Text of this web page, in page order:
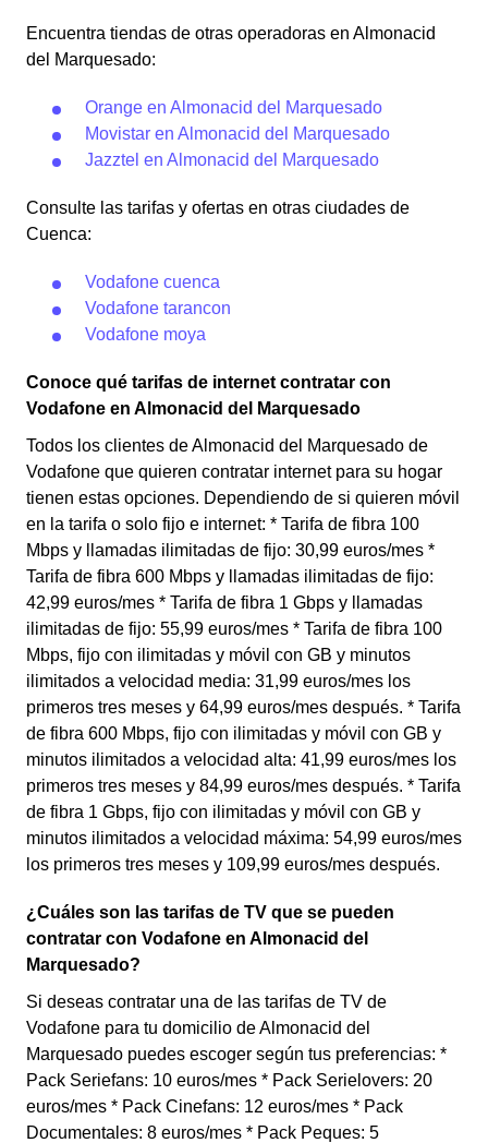
Encuentra tiendas de otras operadoras en Almonacid
del Marquesado:
Orange en Almonacid del Marquesado
Movistar en Almonacid del Marquesado
Jazztel en Almonacid del Marquesado
Consulte las tarifas y ofertas en otras ciudades de
Cuenca:
Vodafone cuenca
Vodafone tarancon
Vodafone moya
Conoce qué tarifas de internet contratar con
Vodafone en Almonacid del Marquesado
Todos los clientes de Almonacid del Marquesado de
Vodafone que quieren contratar internet para su hogar
tienen estas opciones. Dependiendo de si quieren móvil
en la tarifa o solo fijo e internet: * Tarifa de fibra 100
Mbps y llamadas ilimitadas de fijo: 30,99 euros/mes *
Tarifa de fibra 600 Mbps y llamadas ilimitadas de fijo:
42,99 euros/mes * Tarifa de fibra 1 Gbps y llamadas
ilimitadas de fijo: 55,99 euros/mes * Tarifa de fibra 100
Mbps, fijo con ilimitadas y móvil con GB y minutos
ilimitados a velocidad media: 31,99 euros/mes los
primeros tres meses y 64,99 euros/mes después. * Tarifa
de fibra 600 Mbps, fijo con ilimitadas y móvil con GB y
minutos ilimitados a velocidad alta: 41,99 euros/mes los
primeros tres meses y 84,99 euros/mes después. * Tarifa
de fibra 1 Gbps, fijo con ilimitadas y móvil con GB y
minutos ilimitados a velocidad máxima: 54,99 euros/mes
los primeros tres meses y 109,99 euros/mes después.
¿Cuáles son las tarifas de TV que se pueden
contratar con Vodafone en Almonacid del
Marquesado?
Si deseas contratar una de las tarifas de TV de
Vodafone para tu domicilio de Almonacid del
Marquesado puedes escoger según tus preferencias: *
Pack Seriefans: 10 euros/mes * Pack Serielovers: 20
euros/mes * Pack Cinefans: 12 euros/mes * Pack
Documentales: 8 euros/mes * Pack Peques: 5